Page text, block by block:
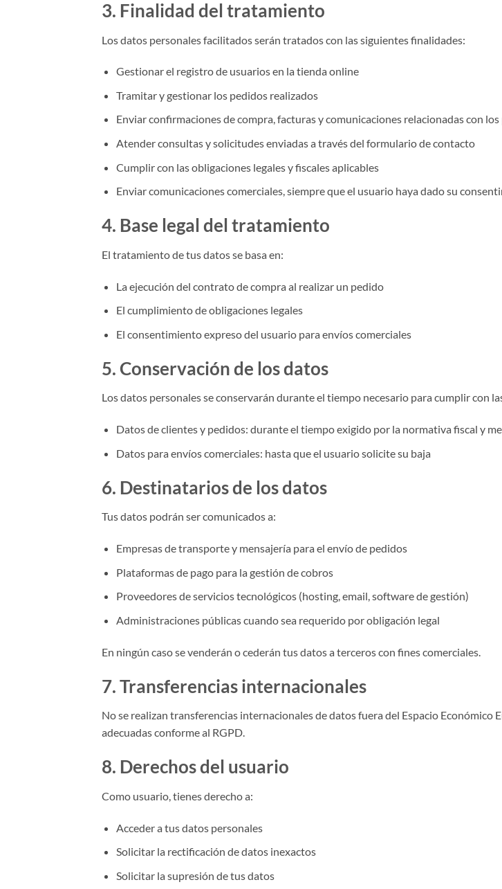
3. Finalidad del tratamiento
Los datos personales facilitados serán tratados con las siguientes finalidades:
Gestionar el registro de usuarios en la tienda online
Tramitar y gestionar los pedidos realizados
Enviar confirmaciones de compra, facturas y comunicaciones relacionadas con
Atender consultas y solicitudes enviadas a través del formulario de contacto
Cumplir con las obligaciones legales y fiscales aplicables
Enviar comunicaciones comerciales, siempre que el usuario haya dado su
4. Base legal del tratamiento
El tratamiento de tus datos se basa en:
La ejecución del contrato de compra al realizar un pedido
El cumplimiento de obligaciones legales
El consentimiento expreso del usuario para envíos comerciales
5. Conservación de los datos
Los datos personales se conservarán durante el tiempo necesario para cumplir con
Datos de clientes y pedidos: durante el tiempo exigido por la normativa fiscal y
Datos para envíos comerciales: hasta que el usuario solicite su baja
6. Destinatarios de los datos
Tus datos podrán ser comunicados a:
Empresas de transporte y mensajería para el envío de pedidos
Plataformas de pago para la gestión de cobros
Proveedores de servicios tecnológicos (hosting, email, software de gestión)
Administraciones públicas cuando sea requerido por obligación legal
En ningún caso se venderán o cederán tus datos a terceros con fines comerciales.
7. Transferencias internacionales
No se realizan transferencias internacionales de datos fuera del Espacio Económico
adecuadas conforme al RGPD.
8. Derechos del usuario
Como usuario, tienes derecho a:
Acceder a tus datos personales
Solicitar la rectificación de datos inexactos
Solicitar la supresión de tus datos